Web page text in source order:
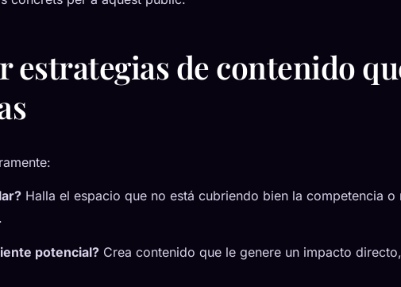
estrategias de contenido
Halla el espacio que no está cubriendo bien la competencia o
potencial? Crea contenido que le genere un impacto